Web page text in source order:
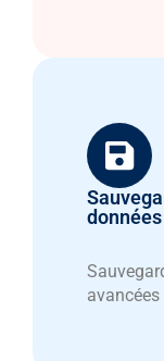
données